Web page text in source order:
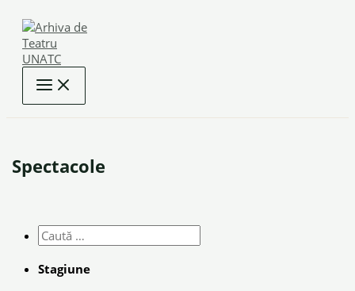
content
Spectacole
Stagiune